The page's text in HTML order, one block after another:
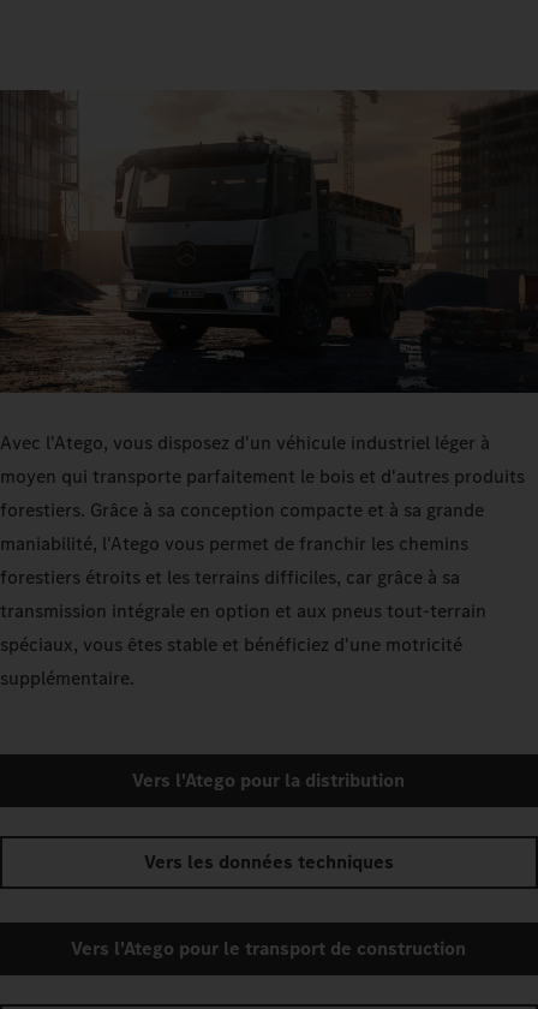
Avec l'Atego, vous disposez d'un véhicule industriel léger à
moyen qui transporte parfaitement le bois et d'autres produits
forestiers. Grâce à sa conception compacte et à sa grande
maniabilité, l'Atego vous permet de franchir les chemins
forestiers étroits et les terrains difficiles, car grâce à sa
transmission intégrale en option et aux pneus tout-terrain
spéciaux, vous êtes stable et bénéficiez d'une motricité
supplémentaire.
Vers l'Atego pour la distribution
Vers les données techniques
Vers l'Atego pour le transport de construction